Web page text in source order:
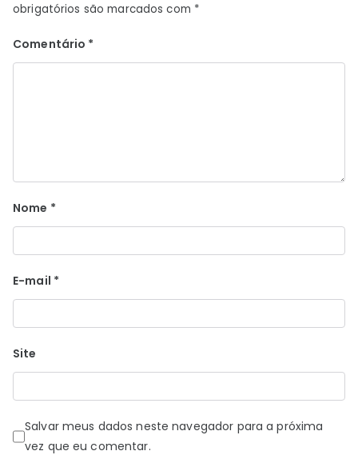
obrigatórios são marcados com *
Comentário *
Nome *
E-mail *
Site
Salvar meus dados neste navegador para a próxima
vez que eu comentar.